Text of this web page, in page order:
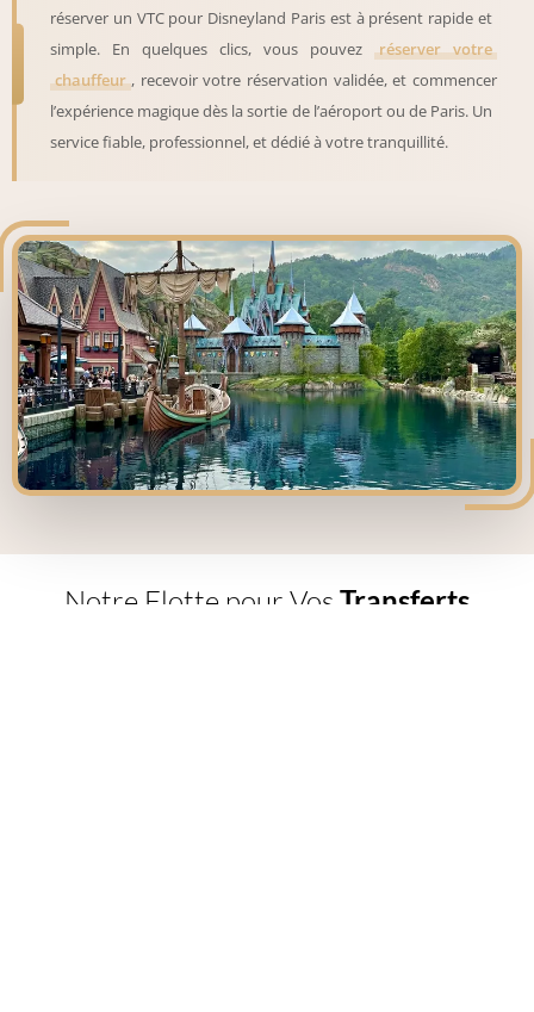
réserver un VTC pour Disneyland Paris est à présent rapide et
simple. En quelques clics, vous pouvez
réserver votre
chauffeur , recevoir votre réservation validée, et commencer
l’expérience magique dès la sortie de l’aéroport ou de Paris. Un
service fiable, professionnel, et dédié à votre tranquillité.
Notre Flotte pour Vos Transferts